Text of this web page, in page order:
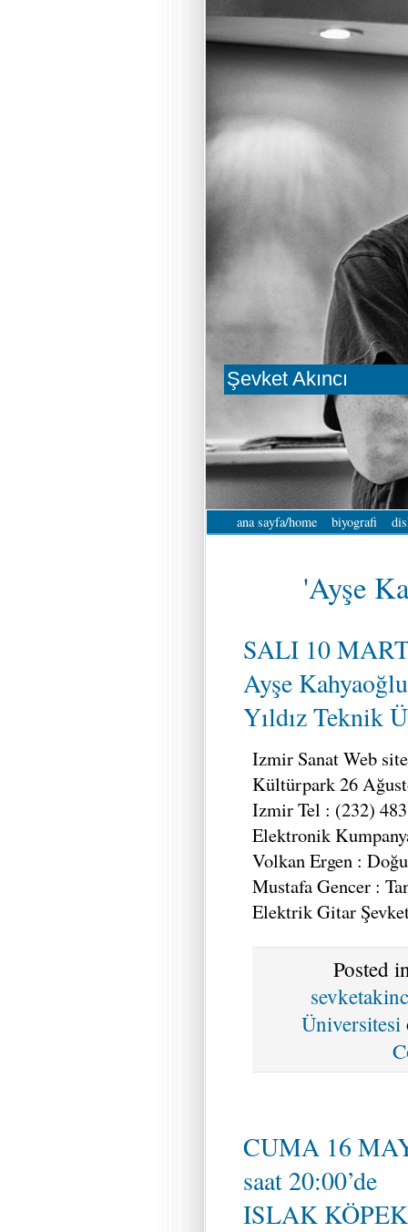
Şevket Akıncı
ana sayfa/home biyografi
'Ayşe
SALI 10
Ayşe
Yıldız Teknik
Izmir Sanat Web
Kültürpark 26
Izmir Tel : (232)
Elektronik
Volkan Ergen : Doğu
Mustafa Gencer :
Elektrik Gitar
Posted
Üniversitesi
CUMA 16
saat 20:00’de
ISLAK